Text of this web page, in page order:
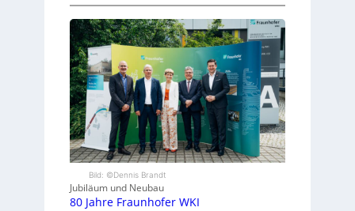
Bild: ©Dennis Brandt
Jubiläum und Neubau
80 Jahre Fraunhofer WKI